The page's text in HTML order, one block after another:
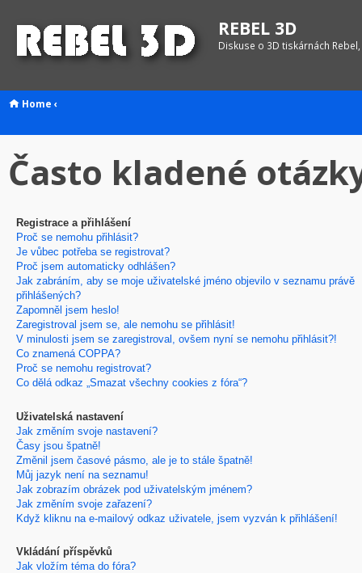
REBEL 3D
Diskuse o 3D tiskárnách
Home ‹
Často kladené
Registrace a přihlášení
Proč se nemohu přihlásit?
Je vůbec potřeba se registrovat?
Proč jsem automaticky odhlášen?
Jak zabráním, aby se moje uživatelské jméno objevilo v seznamu právě
přihlášených?
Zapomněl jsem heslo!
Zaregistroval jsem se, ale nemohu se přihlásit!
V minulosti jsem se zaregistroval, ovšem nyní se nemohu přihlásit?!
Co znamená COPPA?
Proč se nemohu registrovat?
Co dělá odkaz „Smazat všechny cookies z fóra“?
Uživatelská nastavení
Jak změním svoje nastavení?
Časy jsou špatně!
Změnil jsem časové pásmo, ale je to stále špatně!
Můj jazyk není na seznamu!
Jak zobrazím obrázek pod uživatelským jménem?
Jak změním svoje zařazení?
Když kliknu na e-mailový odkaz uživatele, jsem vyzván k přihlášení!
Vkládání příspěvků
Jak vložím téma do fóra?